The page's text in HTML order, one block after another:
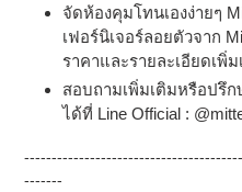
จัดห้องคุมโทนเองง่ายๆ
เฟอร์นิเจอร์ลอยตัวจาก
ราคาและรายละเอียดเพิ่
สอบถามเพิ่มเติมหรือปรึก
ได้ที่ Line Official :
-------